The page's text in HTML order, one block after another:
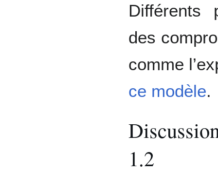
Différents
des
comme
ce modèle.
1.2